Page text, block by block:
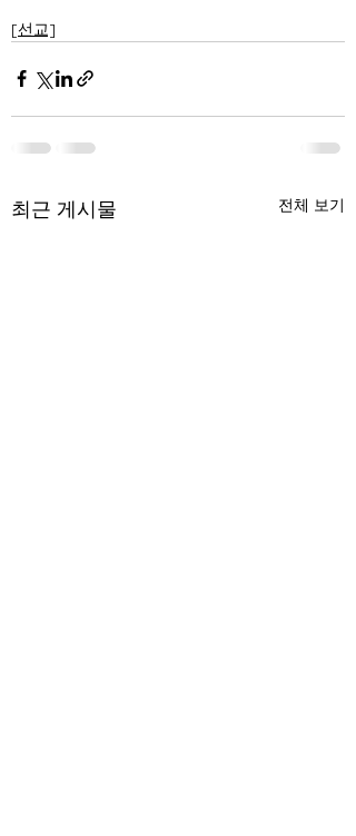
[선교]
최근 게시물 전체 보기